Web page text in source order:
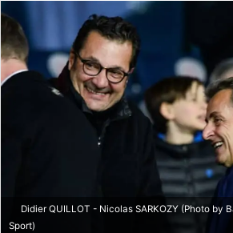
Didier QUILLOT - Nicolas SARKOZY (Photo by
Sport)